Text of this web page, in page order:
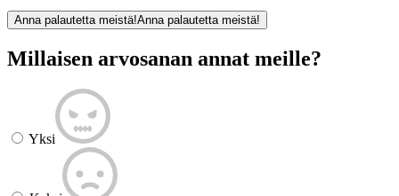
Anna palautetta meistä!Anna palautetta meistä!
Millaisen arvosanan annat meille?
Yksi